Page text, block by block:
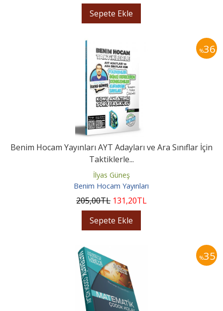
Sepete Ekle
%36
Benim Hocam Yayınları AYT Adayları ve Ara Sınıflar İçin
Taktiklerle...
İlyas Güneş
Benim Hocam Yayınları
205,00TL 131,20TL
Sepete Ekle
%35